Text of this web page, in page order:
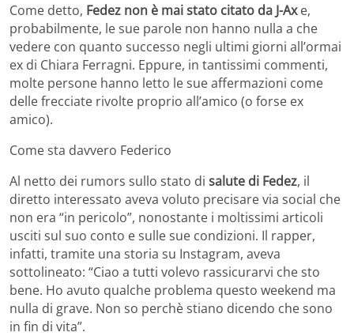
Come detto, Fedez non è mai stato citato da J-Axe,
probabilmente, le sue parole non hanno nulla a che
vedere con quanto successo negli ultimi giorni all’ormai
ex di Chiara Ferragni. Eppure, in tantissimi commenti,
molte persone hanno letto le sue affermazioni come
delle frecciate rivolte proprio all’amico (o forse ex
amico).
Come sta davvero Federico
Al netto dei rumors sullo stato di salute di Fedez, il
diretto interessato aveva voluto precisare via social che
non era “in pericolo”, nonostante i moltissimi articoli
usciti sul suo conto e sulle sue condizioni. Il rapper,
infatti, tramite una storia su Instagram, aveva
sottolineato: “Ciao a tutti volevo rassicurarvi che sto
bene. Ho avuto qualche problema questo weekend ma
nulla di grave. Non so perchè stiano dicendo che sono
in fin di vita”.